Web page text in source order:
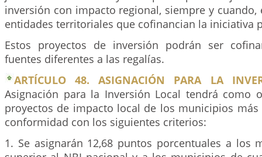
inversión con impacto regional, siempre y cuando,
entidades territoriales que cofinancian la iniciativa
Estos proyectos de inversión podrán ser
fuentes diferentes a las regalías.
ARTÍCULO 48. ASIGNACIÓN PARA LA
Asignación para la Inversión Local tendrá como
proyectos de impacto local de los municipios
conformidad con los siguientes criterios:
1. Se asignarán 12,68 puntos porcentuales a los